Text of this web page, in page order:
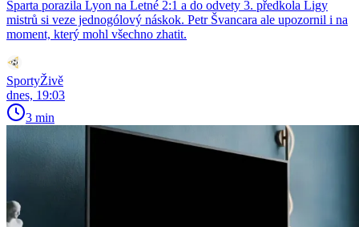
Sparta porazila Lyon na Letné 2:1 a do odvety 3. předkola Ligy
mistrů si veze jednogólový náskok. Petr Švancara ale upozornil i na
moment, který mohl všechno zhatit.
SportyŽivě
dnes, 19:03
3 min